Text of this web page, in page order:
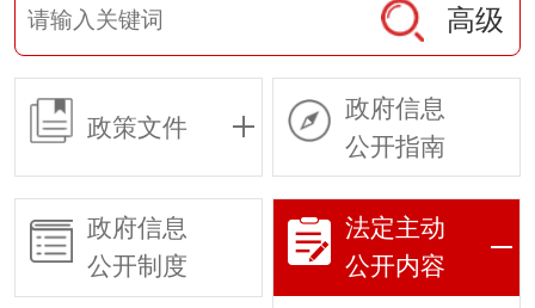
高级
政策文件
政府信息
公开指南
政府信息
公开制度
法定主动
公开内容